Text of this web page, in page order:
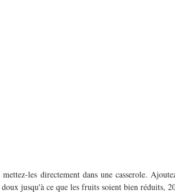
mettez-les directement dans une casserole.
doux jusqu'à ce que les fruits soient bien réduits,